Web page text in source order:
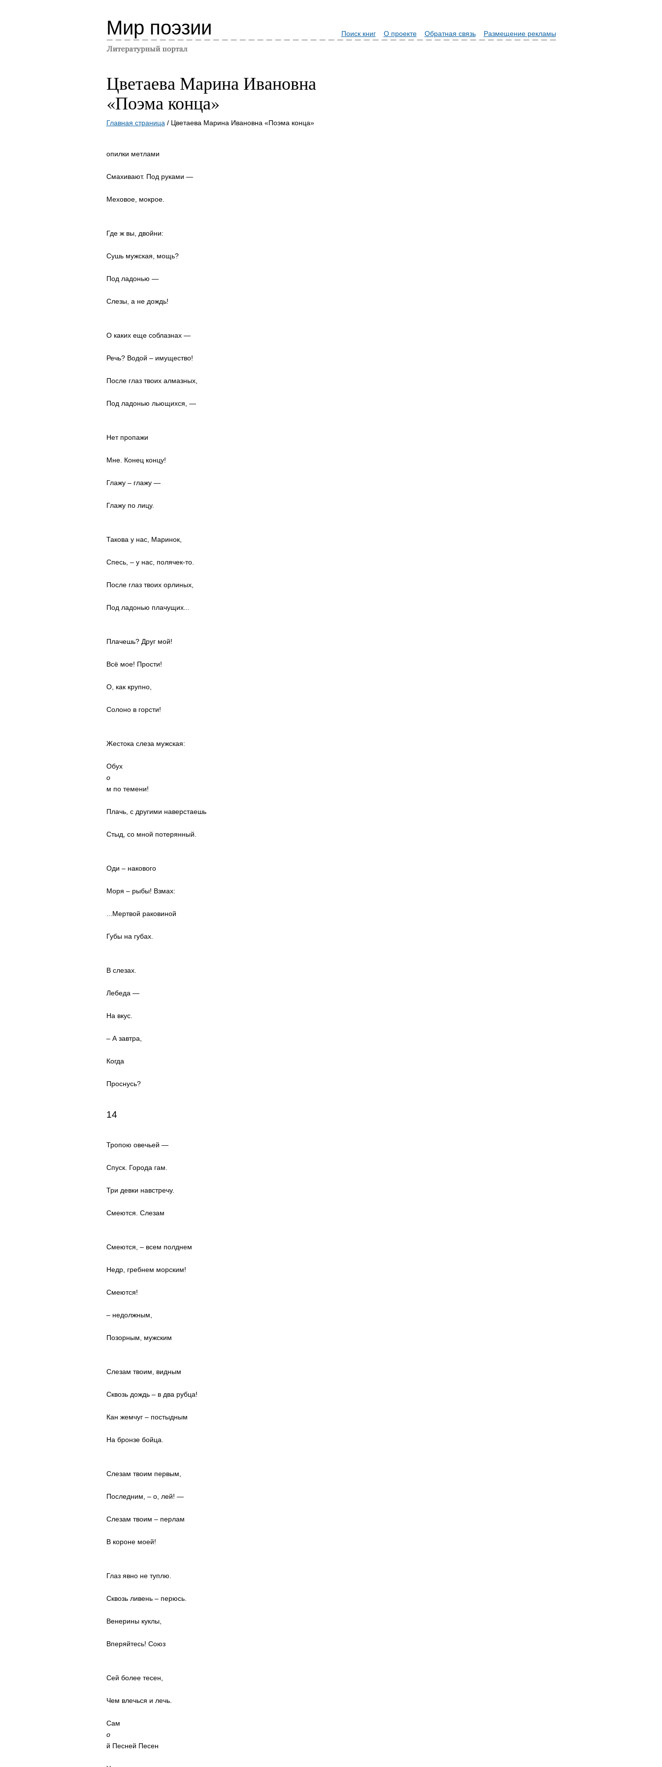
Мир поэзии Поиск книг О проекте Обратная связь Размещение рекламы
Цветаева Марина Ивановна
«Поэма конца»
Главная страница / Цветаева Марина Ивановна «Поэма конца»
опилки метлами
Смахивают. Под руками —
Меховое, мокрое.
Где ж вы, двойни:
Сушь мужская, мощь?
Под ладонью —
Слезы, а не дождь!
О каких еще соблазнах —
Речь? Водой – имущество!
После глаз твоих алмазных,
Под ладонью льющихся, —
Нет пропажи
Мне. Конец концу!
Глажу – глажу —
Глажу по лицу.
Такова у нас, Маринок,
Спесь, – у нас, полячек-то.
После глаз твоих орлиных,
Под ладонью плачущих...
Плачешь? Друг мой!
Всё мое! Прости!
О, как крупно,
Солоно в горсти!
Жестока слеза мужская:
Обух
о
м по темени!
Плачь, с другими наверстаешь
Стыд, со мной потерянный.
Оди – накового
Моря – рыбы! Взмах:
...Мертвой раковиной
Губы на губах.
В слезах.
Лебеда —
На вкус.
– А завтра,
Когда
Проснусь?
14
Тропою овечьей —
Спуск. Города гам.
Три девки навстречу.
Смеются. Слезам
Смеются, – всем полднем
Недр, гребнем морским!
Смеются!
– недолжным,
Позорным, мужским
Слезам твоим, видным
Сквозь дождь – в два рубца!
Кан жемчуг – постыдным
На бронзе бойца.
Слезам твоим первым,
Последним, – о, лей! —
Слезам твоим – перлам
В короне моей!
Глаз явно не туплю.
Сквозь ливень – перюсь.
Венерины куклы,
Вперяйтесь! Союз
Сей более тесен,
Чем влечься и лечь.
Сам
о
й Песней Песен